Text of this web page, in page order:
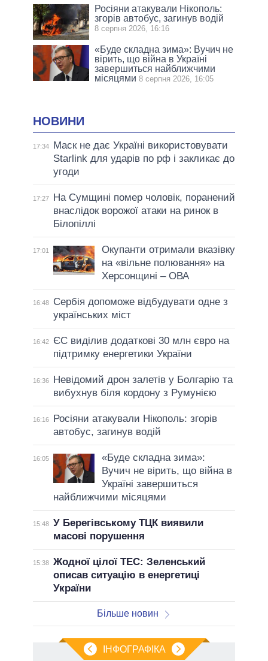
Росіяни атакували Нікополь:
згорів автобус, загинув водій
8 серпня 2026, 16:16
«Буде складна зима»: Вучич не
вірить, що війна в Україні
завершиться найближчими
місяцями 8 серпня 2026, 16:05
НОВИНИ
17:34
Маск не дає Україні використовувати
Starlink для ударів по рф і закликає до
угоди
17:27
На Сумщині помер чоловік, поранений
внаслідок ворожої атаки на ринок в
Білопіллі
17:01
Окупанти отримали вказівку
на «вільне полювання» на
Херсонщині – ОВА
16:48
Сербія допоможе відбудувати одне з
українських міст
16:42
ЄС виділив додаткові 30 млн євро на
підтримку енергетики України
16:36
Невідомий дрон залетів у Болгарію та
вибухнув біля кордону з Румунією
16:16
Росіяни атакували Нікополь: згорів
автобус, загинув водій
16:05
«Буде складна зима»:
Вучич не вірить, що війна в
Україні завершиться
найближчими місяцями
15:48 У Берегівському ТЦК виявили
масові порушення
15:38 Жодної цілої ТЕС: Зеленський
описав ситуацію в енергетиці
України
Більше новин
ІНФОГРАФІКА